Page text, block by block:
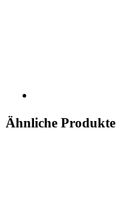
Ähnliche Produkte